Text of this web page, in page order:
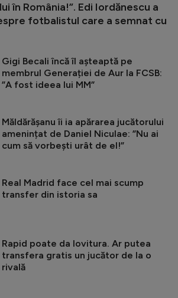
în România!”. Edi Iordănescu a
fotbalistul care a semnat cu
Gigi Becali încă îl așteaptă pe
membrul Generației de Aur la FCSB:
”A fost ideea lui MM”
Măldărășanu îi ia apărarea jucătorului
amenințat de Daniel Niculae: ”Nu ai
cum să vorbești urât de el!”
Real Madrid face cel mai scump
transfer din istoria sa
Rapid poate da lovitura. Ar putea
transfera gratis un jucător de la o
rivală